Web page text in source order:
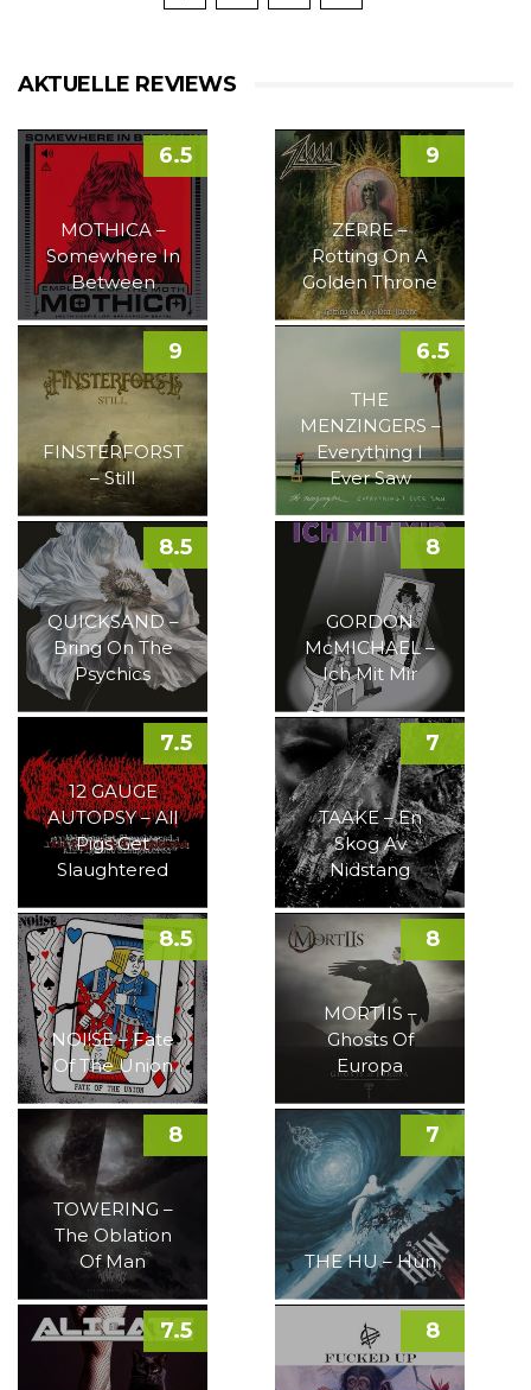
AKTUELLE REVIEWS
MOTHICA –
Somewhere In
Between
6.5
ZERRE –
Rotting On A
Golden Throne
9
FINSTERFORST
– Still
9
THE
MENZINGERS –
Everything I
Ever Saw
6.5
QUICKSAND –
Bring On The
Psychics
8.5
GORDON
McMICHAEL –
Ich Mit Mir
8
12 GAUGE
AUTOPSY – All
Pigs Get
Slaughtered
7.5
TAAKE – En
Skog Av
Nidstang
7
NOI!SE – Fate
Of The Union
8.5
MORTIIS –
Ghosts Of
Europa
8
TOWERING –
The Oblation
Of Man
8
THE HU – Hun
7
7.5 8